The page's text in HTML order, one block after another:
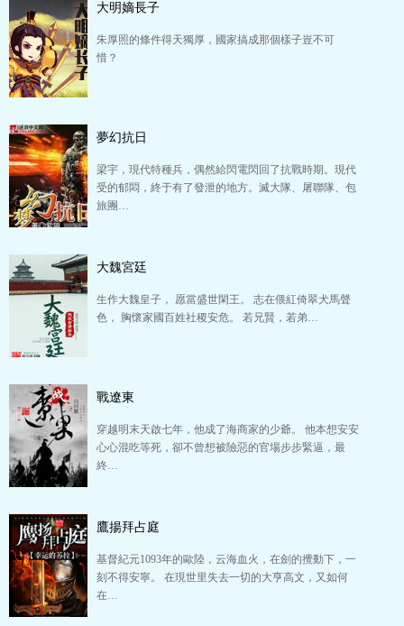
大明嫡長子
朱厚照的條件得天獨厚，國家搞成那個樣子豈不可
惜？
夢幻抗日
梁宇，現代特種兵，偶然給閃電閃回了抗戰時期。現代
受的郁悶，終于有了發泄的地方。滅大隊、屠聯隊、包
旅團…
大魏宮廷
生作大魏皇子， 愿當盛世閑王。 志在偎紅倚翠犬馬聲
色， 胸懷家國百姓社稷安危。 若兄賢，若弟…
戰遼東
穿越明末天啟七年，他成了海商家的少爺。 他本想安安
心心混吃等死，卻不曾想被險惡的官場步步緊逼，最
終…
鷹揚拜占庭
基督紀元1093年的歐陸，云海血火，在劍的攪動下，一
刻不得安寧。 在現世里失去一切的大亨高文，又如何
在…